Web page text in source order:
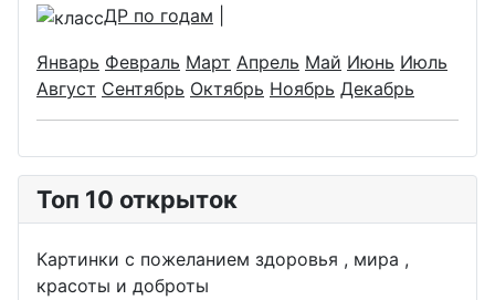
ДР по годам
Январь Февраль Март Апрель Май Июнь Июль
Август Сентябрь Октябрь Ноябрь Декабрь
Топ 10 открыток
Картинки с пожеланием здоровья , мира ,
красоты и доброты